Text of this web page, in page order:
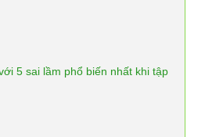
5 sai lầm phổ biến nhất khi tập